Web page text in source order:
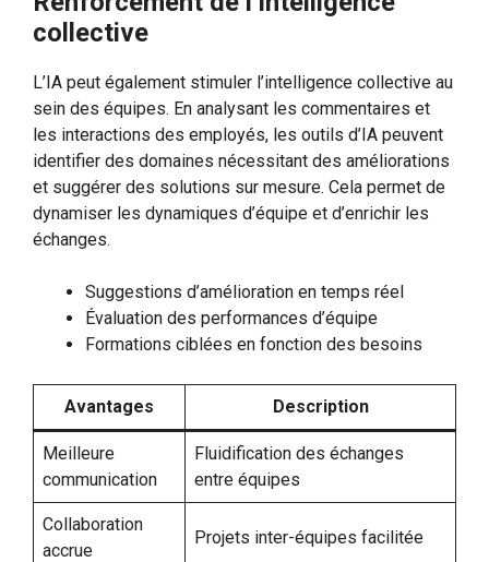
collective
L’IA peut également stimuler l’intelligence collective au
sein des équipes. En analysant les commentaires et
les interactions des employés, les outils d’IA peuvent
identifier des domaines nécessitant des améliorations
et suggérer des solutions sur mesure. Cela permet de
dynamiser les dynamiques d’équipe et d’enrichir les
échanges.
Suggestions d’amélioration en temps réel
Évaluation des performances d’équipe
Formations ciblées en fonction des besoins
Avantages Description
Meilleure
communication
Fluidification des échanges
entre équipes
Collaboration
accrue
Projets inter-équipes facilitée